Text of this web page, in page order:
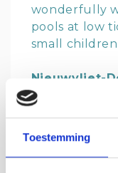
Toestemming
wonderfully
pools at low
small
Nieuwvliet-
Volunteer
The